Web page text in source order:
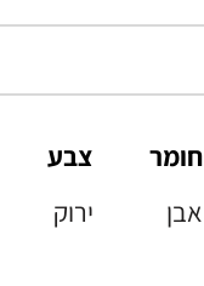
חומר
אבן
צבע
ירוק